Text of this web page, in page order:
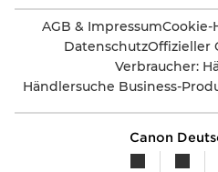
AGB & ImpressumCookie-
DatenschutzOffizieller
Verbraucher:
Händlersuche Business-
Canon